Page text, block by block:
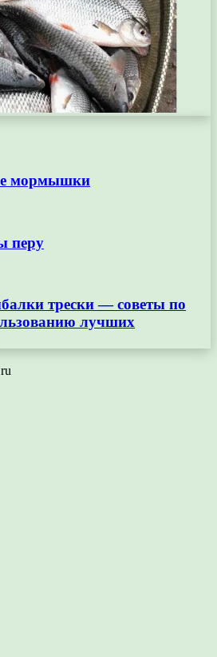
мормышки
перу
трески — советы по
лучших